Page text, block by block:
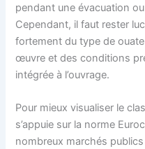
pendant une évacuation
Cependant, il faut rester
fortement du type de
œuvre et des conditions
intégrée à l’ouvrage.
Pour mieux visualiser le
s’appuie sur la norme
nombreux marchés